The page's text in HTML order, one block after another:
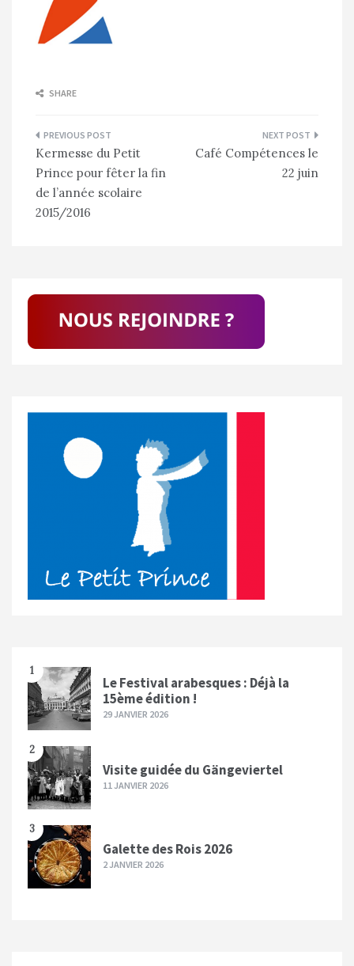
SHARE
Navigation
de
l’article
Kermesse du Petit
Prince pour fêter la fin
de l’année scolaire
2015/2016
Café Compétences le
22 juin
1
Le Festival arabesques : Déjà la
15ème édition !
29 JANVIER 2026
2
Visite guidée du Gängeviertel
11 JANVIER 2026
3
Galette des Rois 2026
2 JANVIER 2026